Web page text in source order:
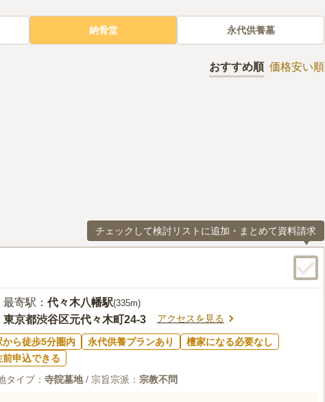
納骨堂 永代供養墓
おすすめ順 価格安い順
チェックして検討リストに追加・まとめて資料請求
最寄駅： 代々木八幡駅(335m)
東京都渋谷区元代々木町24-3 アクセスを見る
から徒歩5分圏内 永代供養プランあり
檀家になる必要なし
前申込できる
タイプ： 寺院墓地/ 宗旨宗派： 宗教不問